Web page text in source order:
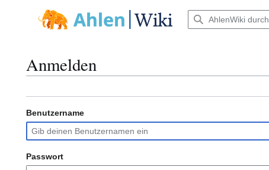
Hauptmenü
Anmelden
Benutzername
Passwort